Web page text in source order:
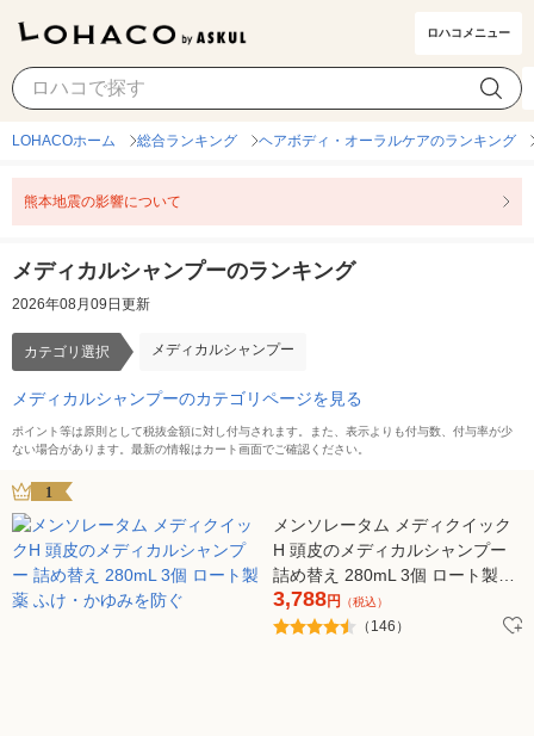
ロハコメニュー
メディカルシャンプー カテゴリ選択
LOHACOホーム 総合ランキング ヘアボディ・オーラルケアのランキング
熊本地震の影響について
メディカルシャンプーのランキング
2026年08月09日更新
カテゴリ選択 メディカルシャンプー
メディカルシャンプーのカテゴリページを見る
ポイント等は原則として税抜金額に対し付与されます。また、表示よりも付与数、付与率が少
ない場合があります。最新の情報はカート画面でご確認ください。
1
メンソレータム メディクイック
H 頭皮のメディカルシャンプー
詰め替え 280mL 3個 ロート製薬
ふけ・かゆみを防ぐ
3,788円 （税込）
（146）